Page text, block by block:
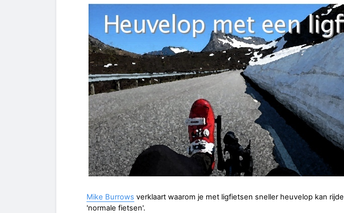
Mike Burrows verklaart waarom je met ligfietsen sneller heuvelop kan
'normale fietsen'.